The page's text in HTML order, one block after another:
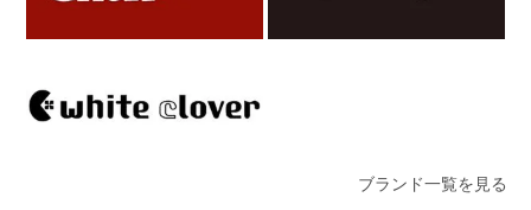
ブランド一覧を見る